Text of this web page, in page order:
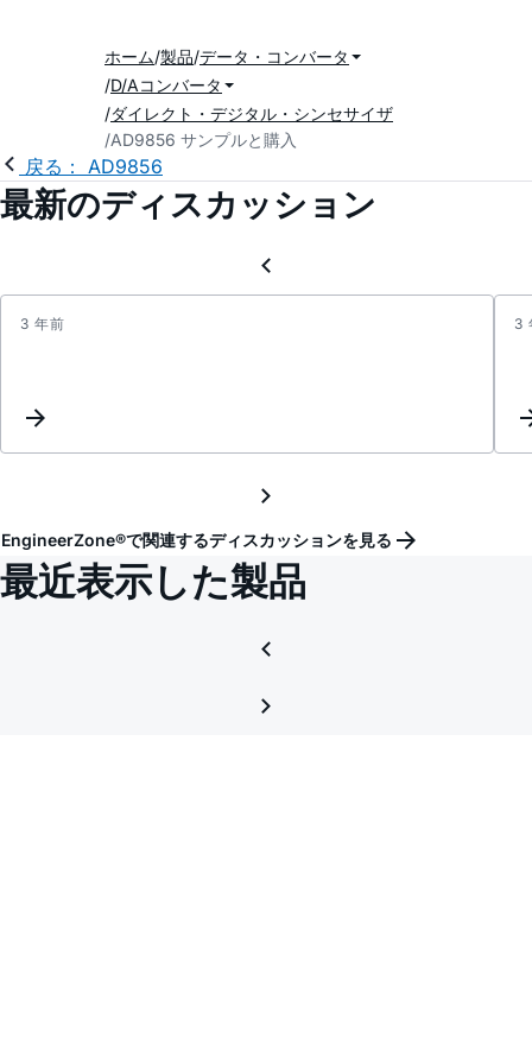
ホーム 製品 データ・コンバータ
D/Aコンバータ
ダイレクト・デジタル・シンセサイザ
AD9856 サンプルと購入
戻る： AD9856
最新のディスカッション
3 年前 3
EngineerZone®で関連するディスカッションを見る
最近表示した製品